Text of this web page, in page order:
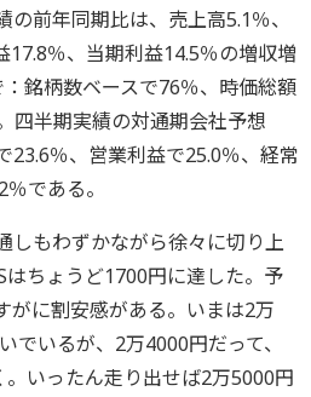
前年同期比は、売上高5.1％、
17.8％、当期利益14.5％の増収増
銘柄数ベースで76％、時価総額
四半期実績の対通期会社予想
23.6％、営業利益で25.0％、経常
である。
しもわずかながら徐々に切り上
はちょうど1700円に達した。予
がに割安感がある。いまは2万
でいるが、2万4000円だって、
。いったん走り出せば2万5000円